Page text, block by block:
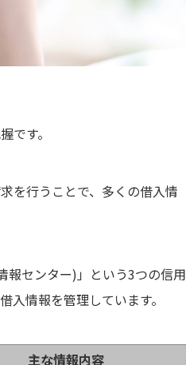
です。
を行うことで、多くの借入情
報センター)」という3つの信用
情報を管理しています。
主な情報内容